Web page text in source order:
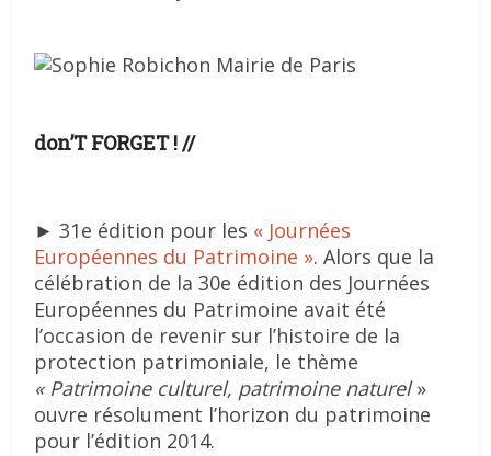
don’T FORGET ! //
► 31e édition pour les « Journées
Européennes du Patrimoine ». Alors que la
célébration de la 30e édition des Journées
Européennes du Patrimoine avait été
l’occasion de revenir sur l’histoire de la
protection patrimoniale, le thème
« Patrimoine culturel, patrimoine naturel»
ouvre résolument l’horizon du patrimoine
pour l’édition 2014.